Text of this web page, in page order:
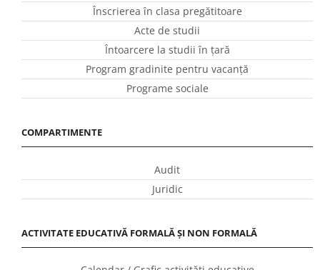
Înscrierea în clasa pregătitoare
Acte de studii
Întoarcere la studii în ţară
Program gradinite pentru vacanţă
Programe sociale
COMPARTIMENTE
Audit
Juridic
ACTIVITATE EDUCATIVĂ FORMALĂ ȘI NON FORMALĂ